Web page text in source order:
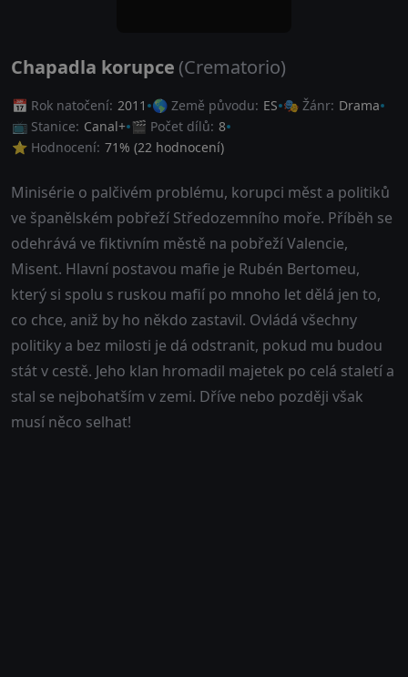
Chapadla korupce (Crematorio)
📅 Rok natočení: 2011 🌎 Země původu: ES 🎭 Žánr: Drama
📺 Stanice: Canal+ 🎬 Počet dílů: 8
⭐ Hodnocení: 71% (22 hodnocení)
Minisérie o palčivém problému, korupci měst a politiků
ve španělském pobřeží Středozemního moře. Příběh se
odehrává ve fiktivním městě na pobřeží Valencie,
Misent. Hlavní postavou mafie je Rubén Bertomeu,
který si spolu s ruskou mafií po mnoho let dělá jen to,
co chce, aniž by ho někdo zastavil. Ovládá všechny
politiky a bez milosti je dá odstranit, pokud mu budou
stát v cestě. Jeho klan hromadil majetek po celá staletí a
stal se nejbohatším v zemi. Dříve nebo později však
musí něco selhat!